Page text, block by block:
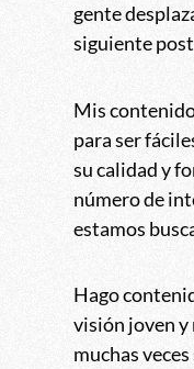
gente
siguiente
Mis
para ser
su calidad y
número de
estamos
Hago
visión joven
muchas